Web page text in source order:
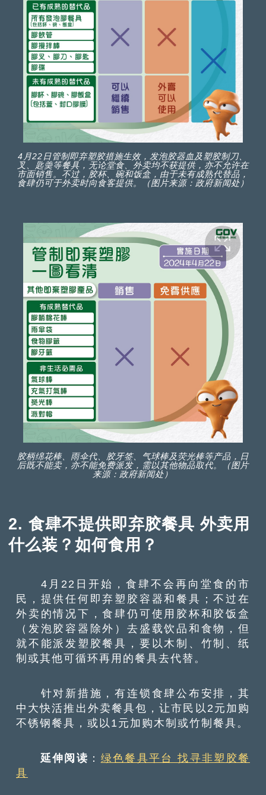
4月22日管制即弃塑胶措施生效，发泡胶器血及塑胶制刀、
叉、匙羮等餐具，无论堂食、外卖均不获提供，亦不允许在
市面销售。不过，胶杯、碗和饭盒，由于未有成熟代替品，
食肆仍可于外卖时向食客提供。（图片来源：政府新闻处）
胶柄绵花棒、雨伞代、胶牙签、气球棒及荧光棒等产品，日
后既不能卖，亦不能免费派发，需以其他物品取代。（图片
来源：政府新闻处）
2. 食肆不提供即弃胶餐具 外卖用
什么装？如何食用？
4月22日开始，食肆不会再向堂食的市
民，提供任何即弃塑胶容器和餐具；不过在
外卖的情况下，食肆仍可使用胶杯和胶饭盒
（发泡胶容器除外）去盛载饮品和食物，但
就不能派发塑胶餐具，要以木制、竹制、纸
制或其他可循环再用的餐具去代替。
针对新措施，有连锁食肆公布安排，其
中大快活推出外卖餐具包，让市民以2元加购
不锈钢餐具，或以1元加购木制或竹制餐具。
延伸阅读 ： 绿色餐具平台 找寻非塑胶餐
具